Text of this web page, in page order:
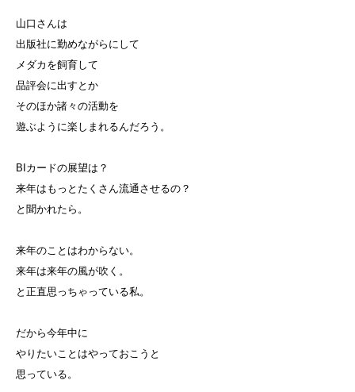
山口さんは
出版社に勤めながらにして
メダカを飼育して
品評会に出すとか
そのほか諸々の活動を
遊ぶように楽しまれるんだろう。
BIカードの展望は？
来年はもっとたくさん流通させるの？
と聞かれたら。
来年のことはわからない。
来年は来年の風が吹く。
と正直思っちゃっている私。
だから今年中に
やりたいことはやっておこうと
思っている。